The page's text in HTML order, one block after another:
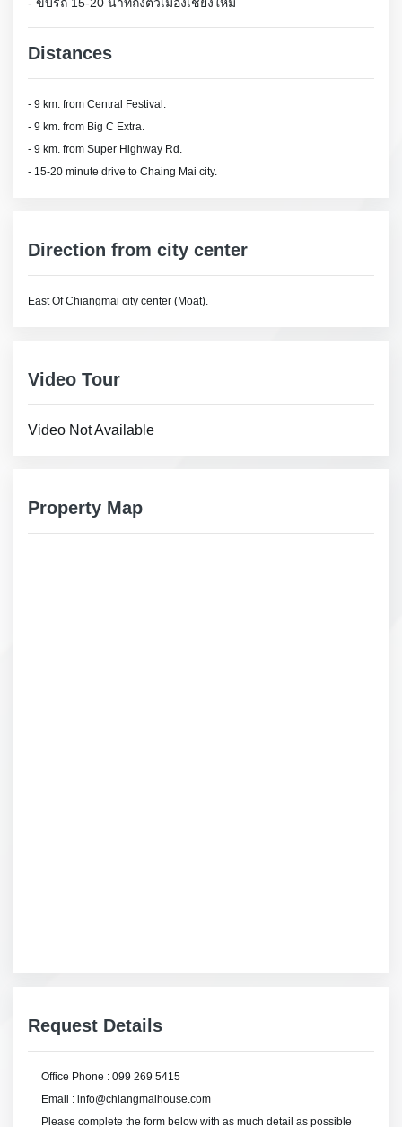
Distances
- 9 km. from Central Festival.
- 9 km. from Big C Extra.
- 9 km. from Super Highway Rd.
- 15-20 minute drive to Chaing Mai city.
Direction from city center
East Of Chiangmai city center (Moat).
Video Tour
Video Not Available
Property Map
Request Details
Office Phone : 099 269 5415
Email : info@chiangmaihouse.com
Please complete the form below with as much detail as possible